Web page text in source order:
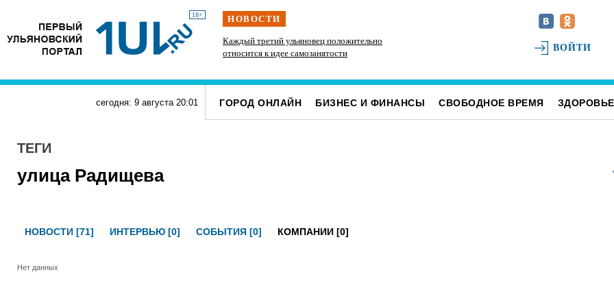
18+ НОВОСТИ
силачи В Госдуме предложили выдавать корм и лежанки
людям, забравшим животных из приюта
Каждый третий ульяновец положительно
относится к идее самозанятости
Наше наследие: история первых «небоскрёбов»
ВОЙТИ
сегодня: 9 августа 20:01 ГОРОД ОНЛАЙН БИЗНЕС И ФИНАНСЫ СВОБОДНОЕ ВРЕМЯ ЗДОРОВЬЕ
ТЕГИ
улица Радищева
НОВОСТИ [71] ИНТЕРВЬЮ [0] СОБЫТИЯ [0] КОМПАНИИ [0]
Нет данных